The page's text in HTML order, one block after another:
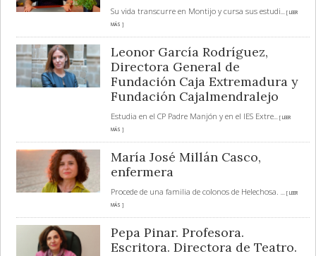
Su vida transcurre en Montijo y cursa sus estudi... [ LEER
MÁS ]
Leonor García Rodríguez,
Directora General de
Fundación Caja Extremadura y
Fundación Cajalmendralejo
Estudia en el CP Padre Manjón y en el IES Extre... [ LEER
MÁS ]
María José Millán Casco,
enfermera
Procede de una familia de colonos de Helechosa.
... [ LEER
MÁS ]
Pepa Pinar. Profesora.
Escritora. Directora de Teatro.